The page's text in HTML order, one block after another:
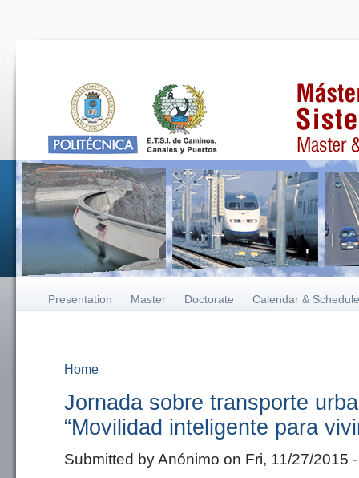
Presentation Master Doctorate Calendar & Schedule
Home
Jornada sobre transporte
“Movilidad inteligente para
Submitted byAnónimo on Fri, 11/27/2015